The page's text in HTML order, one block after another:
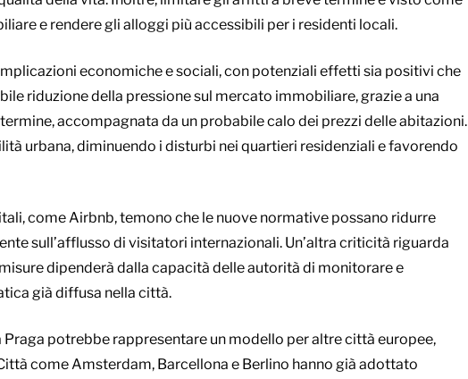
e rendere gli alloggi più accessibili per i residenti locali.
economiche e sociali, con potenziali effetti sia positivi che
riduzione della pressione sul mercato immobiliare, grazie a una
accompagnata da un probabile calo dei prezzi delle abitazioni.
urbana, diminuendo i disturbi nei quartieri residenziali e favorendo
come Airbnb, temono che le nuove normative possano ridurre
sull’afflusso di visitatori internazionali. Un’altra criticità riguarda
dipenderà dalla capacità delle autorità di monitorare e
già diffusa nella città.
potrebbe rappresentare un modello per altre città europee,
come Amsterdam, Barcellona e Berlino hanno già adottato